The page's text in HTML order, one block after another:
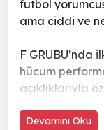
futbol
ama ciddi ve
F GRUBU’nda
hücum
açıklıklarıyla
ve art arda
Devamını Oku